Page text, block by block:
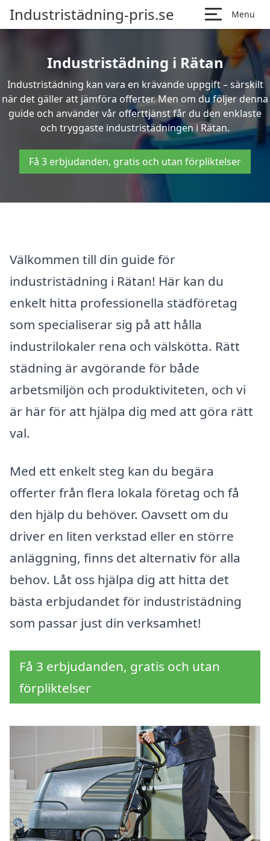
Industristädning-pris.se Menu
Industristädning i Rätan
Industristädning kan vara en krävande uppgift – särskilt
när det gäller att jämföra offerter. Men om du följer denna
guide och använder vår offerttjänst får du den enklaste
och tryggaste industristädningen i Rätan.
Få 3 erbjudanden, gratis och utan förpliktelser
Välkommen till din guide för
industristädning i Rätan! Här kan du
enkelt hitta professionella städföretag
som specialiserar sig på att hålla
industrilokaler rena och välskötta. Rätt
städning är avgörande för både
arbetsmiljön och produktiviteten, och vi
är här för att hjälpa dig med att göra rätt
val.
Med ett enkelt steg kan du begära
offerter från flera lokala företag och få
den hjälp du behöver. Oavsett om du
driver en liten verkstad eller en större
anläggning, finns det alternativ för alla
behov. Låt oss hjälpa dig att hitta det
bästa erbjudandet för industristädning
som passar just din verksamhet!
Få 3 erbjudanden, gratis och utan
förpliktelser